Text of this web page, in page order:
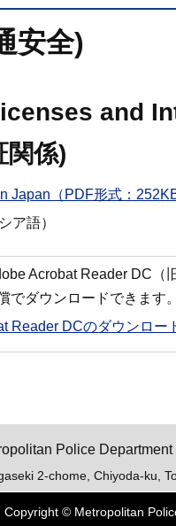
安全)
and
関係)
Japan（PDF形式：252KB
ア語）
Acrobat Reader DC（
でダウンロードできます。
Reader DCのダウンロー
Police Department
2-chome, Chiyoda-ku,
Copyright © Metropolitan